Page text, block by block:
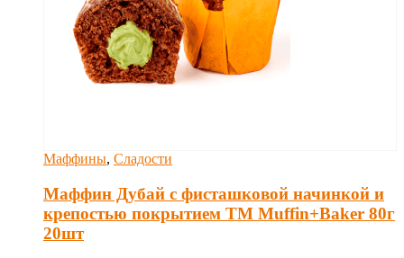
Маффины, Сладости
Маффин Дубай с фисташковой начинкой и
крепостью покрытием ТМ Muffin+Baker 80г
20шт